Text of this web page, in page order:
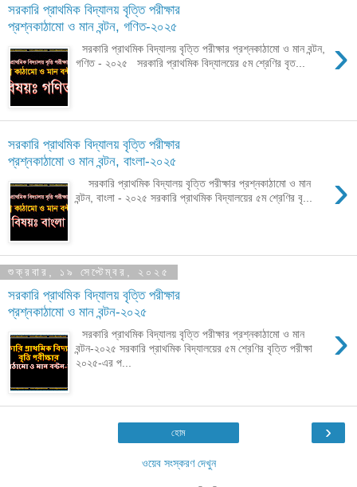
সরকারি প্রাথমিক বিদ্যালয় বৃত্তি পরীক্ষার
প্রশ্নকাঠামো ও মান বন্টন, গণিত-২০২৫
›
সরকারি প্রাথমিক বিদ্যালয় বৃত্তি পরীক্ষার প্রশ্নকাঠামো ও মান বন্টন,
গণিত - ২০২৫ সরকারি প্রাথমিক বিদ্যালয়ের ৫ম শ্রেণির বৃত...
সরকারি প্রাথমিক বিদ্যালয় বৃত্তি পরীক্ষার
প্রশ্নকাঠামো ও মান বন্টন, বাংলা-২০২৫
›
সরকারি প্রাথমিক বিদ্যালয় বৃত্তি পরীক্ষার প্রশ্নকাঠামো ও মান
বন্টন, বাংলা - ২০২৫ সরকারি প্রাথমিক বিদ্যালয়ের ৫ম শ্রেণির বৃ...
শুক্রবার, ১৯ সেপ্টেম্বর, ২০২৫
সরকারি প্রাথমিক বিদ্যালয় বৃত্তি পরীক্ষার
প্রশ্নকাঠামো ও মান বন্টন-২০২৫
›
সরকারি প্রাথমিক বিদ্যালয় বৃত্তি পরীক্ষার প্রশ্নকাঠামো ও মান
বন্টন-২০২৫ সরকারি প্রাথমিক বিদ্যালয়ের ৫ম শ্রেণির বৃত্তি পরীক্ষা
২০২৫-এর প...
›
হোম
ওয়েব সংস্করণ দেখুন